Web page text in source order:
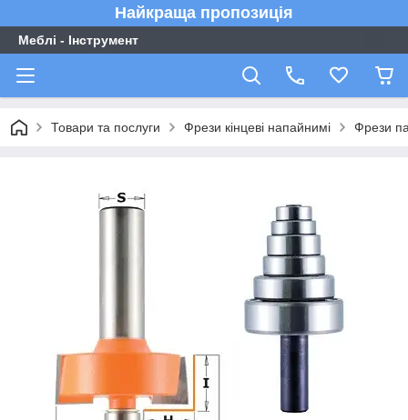
Найкраща пропозиція
Меблі - Інструмент
Товари та послуги Фрези кінцеві напайнимі Фрези